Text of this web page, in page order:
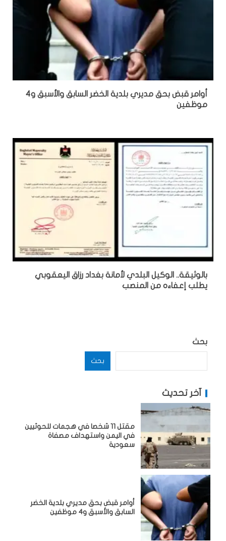
أوامر قبض بحق مديري بلدية الخضر السابق والأسبق و4
موظفين
بالوثيقة.. الوكيل البلدي لأمانة بغداد رزاق اليعقوبي
يطلب إعفاءه من المنصب
بحث
بحث
آخر تحديث
مقتل 11 شخصا في هجمات للحوثيين
في اليمن واستهداف مصفاة
سعودية
أوامر قبض بحق مديري بلدية الخضر
السابق والأسبق و4 موظفين